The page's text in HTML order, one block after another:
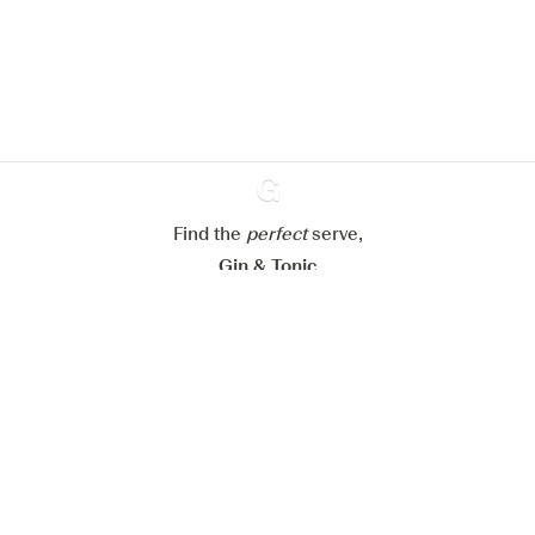
Ginventory
Find the perfectserve,
Gin & Tonic